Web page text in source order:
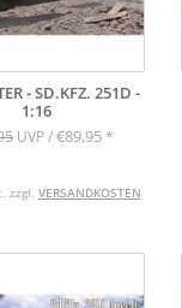
- SD.KFZ. 251D -
1:16
UVP /€89,95 *
zzgl. VERSANDKOSTEN